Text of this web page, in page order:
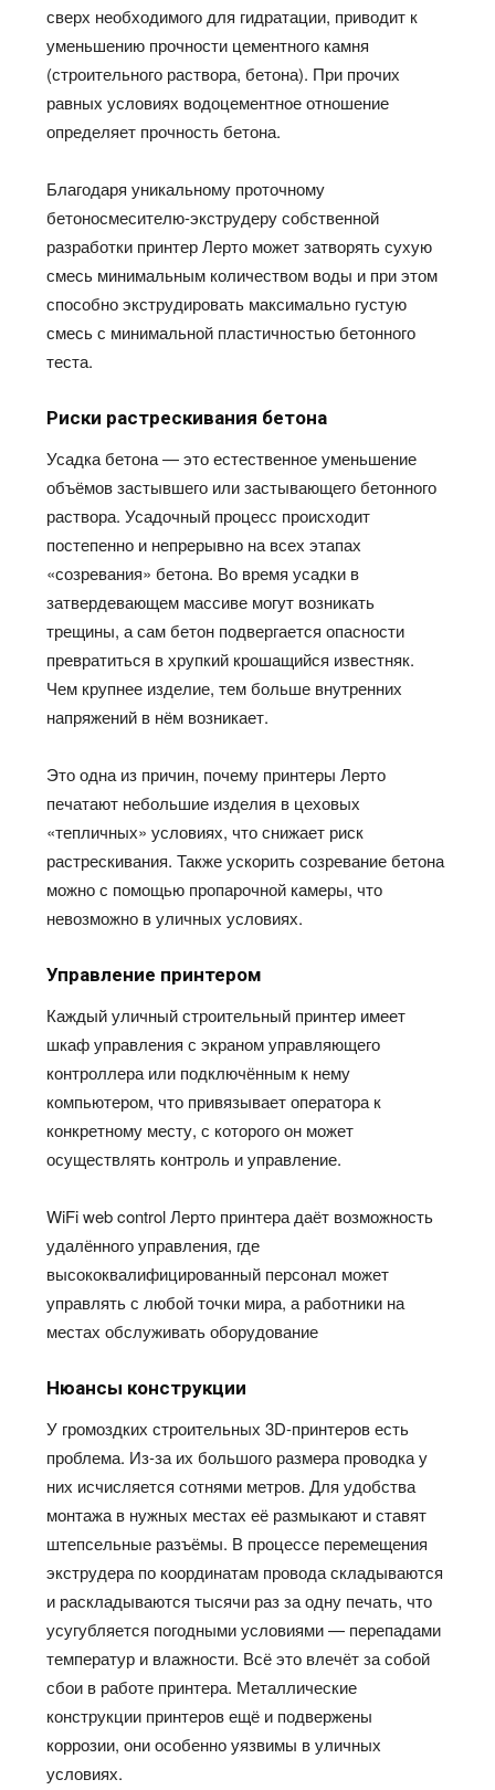
сверх необходимого для гидратации, приводит к
уменьшению прочности цементного камня
(строительного раствора, бетона). При прочих
равных условиях водоцементное отношение
определяет прочность бетона.
Благодаря уникальному проточному
бетоносмесителю-экструдеру собственной
разработки принтерЛерто может затворять сухую
смесь минимальным количеством воды и при этом
способно экструдировать максимально густую
смесь с минимальной пластичностью бетонного
теста.
Риски растрескивания бетона
Усадка бетона — это естественное уменьшение
объёмов застывшего или застывающего бетонного
раствора. Усадочный процесс происходит
постепенно и непрерывно на всех этапах
«созревания» бетона. Во время усадки в
затвердевающем массиве могут возникать
трещины, а сам бетон подвергается опасности
превратиться в хрупкий крошащийся известняк.
Чем крупнее изделие, тем больше внутренних
напряжений в нём возникает.
Это одна из причин, почему принтерыЛерто
печатают небольшие изделия в цеховых
«тепличных» условиях, что снижает риск
растрескивания. Также ускорить созревание бетона
можно с помощью пропарочной камеры, что
невозможно в уличных условиях.
Управление принтером
Каждый уличный строительный принтер имеет
шкафуправления сэкраномуправляющего
контроллера или подключённым к нему
компьютером, что привязываетоператора к
конкретному месту, с которогоон может
осуществлять контроль и управление.
WiFi web controlЛерто принтера даёт возможность
удалённого управления, где
высококвалифицированный персонал может
управлять с любой точки мира, а работники на
местах обслуживать оборудование
Нюансы конструкции
У громоздких строительных 3D-принтеров есть
проблема. Из-за их большого размера проводка у
них исчисляется сотнями метров. Для удобства
монтажа в нужных местахеё размыкают и ставят
штепсельные разъёмы. В процессе перемещения
экструдера по координатам проводаскладываются
и раскладываются тысячи раз за одну печать, что
усугубляется погодными условиями — перепадами
температур и влажности. Всёэто влечётза собой
сбои в работе принтера. Металлические
конструкции принтеровещё и подвержены
коррозии, они особенно уязвимы в уличных
условиях.